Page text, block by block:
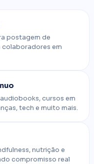
postagem de
em
cursos em
tech e muito mais.
nutrição e
compromisso real